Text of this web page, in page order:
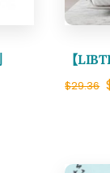
【
$29.36